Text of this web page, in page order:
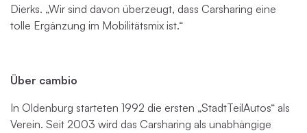
Dierks. „Wir sind davon überzeugt, dass Carsharing eine
tolle Ergänzung im Mobilitätsmix ist.“
Über cambio
In Oldenburg starteten 1992 die ersten „StadtTeilAutos“ als
Verein. Seit 2003 wird das Carsharing als unabhängige